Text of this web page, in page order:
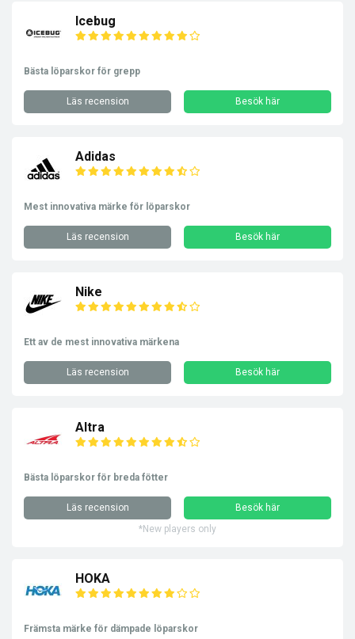
Icebug
Bästa löparskor för grepp
Läs recension Besök här
Adidas
Mest innovativa märke för löparskor
Läs recension Besök här
Nike
Ett av de mest innovativa märkena
Läs recension Besök här
Altra
Bästa löparskor för breda fötter
Läs recension
Besök här
*New players only
HOKA
Främsta märke för dämpade löparskor